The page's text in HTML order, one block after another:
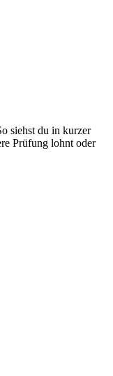
siehst du in kurzer
Prüfung lohnt oder